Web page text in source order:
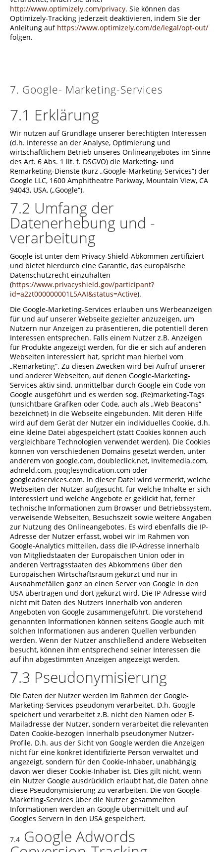
http://www.optimizely.com/privacy. Sie können das
Optimizely-Tracking jederzeit deaktivieren, indem Sie der
Anleitung auf https://www.optimizely.com/de/legal/opt-out/
folgen.
7. Google- Marketing-Services
7.1 Erklärung
Wir nutzen auf Grundlage unserer berechtigten Interessen
(d.h. Interesse an der Analyse, Optimierung und
wirtschaftlichem Betrieb unseres Onlineangebotes im Sinne
des Art. 6 Abs. 1 lit. f. DSGVO) die Marketing- und
Remarketing-Dienste (kurz „Google-Marketing-Services”) der
Google LLC, 1600 Amphitheatre Parkway, Mountain View, CA
94043, USA, („Google“).
7.2 Umfang der
Datenerhebung und -
verarbeitung
Google ist unter dem Privacy-Shield-Abkommen zertifiziert
und bietet hierdurch eine Garantie, das europäische
Datenschutzrecht einzuhalten
(https://www.privacyshield.gov/participant?
id=a2zt000000001L5AAI&status=Active).
Die Google-Marketing-Services erlauben uns Werbeanzeigen
für und auf unserer Webseite gezielter anzuzeigen, um
Nutzern nur Anzeigen zu präsentieren, die potentiell deren
Interessen entsprechen. Falls einem Nutzer z.B. Anzeigen
für Produkte angezeigt werden, für die er sich auf anderen
Webseiten interessiert hat, spricht man hierbei vom
„Remarketing“. Zu diesen Zwecken wird bei Aufruf unserer
und anderer Webseiten, auf denen Google-Marketing-
Services aktiv sind, unmittelbar durch Google ein Code von
Google ausgeführt und es werden sog. (Re)marketing-Tags
(unsichtbare Grafiken oder Code, auch als „Web Beacons“
bezeichnet) in die Webseite eingebunden. Mit deren Hilfe
wird auf dem Gerät der Nutzer ein individuelles Cookie, d.h.
eine kleine Datei abgespeichert (statt Cookies können auch
vergleichbare Technologien verwendet werden). Die Cookies
können von verschiedenen Domains gesetzt werden, unter
anderem von google.com, doubleclick.net, invitemedia.com,
admeld.com, googlesyndication.com oder
googleadservices.com. In dieser Datei wird vermerkt, welche
Webseiten der Nutzer aufgesucht, für welche Inhalte er sich
interessiert und welche Angebote er geklickt hat, ferner
technische Informationen zum Browser und Betriebssystem,
verweisende Webseiten, Besuchszeit sowie weitere Angaben
zur Nutzung des Onlineangebotes. Es wird ebenfalls die IP-
Adresse der Nutzer erfasst, wobei wir im Rahmen von
Google-Analytics mitteilen, dass die IP-Adresse innerhalb
von Mitgliedstaaten der Europäischen Union oder in
anderen Vertragsstaaten des Abkommens über den
Europäischen Wirtschaftsraum gekürzt und nur in
Ausnahmefällen ganz an einen Server von Google in den
USA übertragen und dort gekürzt wird. Die IP-Adresse wird
nicht mit Daten des Nutzers innerhalb von anderen
Angeboten von Google zusammengeführt. Die vorstehend
genannten Informationen können seitens Google auch mit
solchen Informationen aus anderen Quellen verbunden
werden. Wenn der Nutzer anschließend andere Webseiten
besucht, können ihm entsprechend seiner Interessen die
auf ihn abgestimmten Anzeigen angezeigt werden.
7.3 Pseudonymisierung
Die Daten der Nutzer werden im Rahmen der Google-
Marketing-Services pseudonym verarbeitet. D.h. Google
speichert und verarbeitet z.B. nicht den Namen oder E-
Mailadresse der Nutzer, sondern verarbeitet die relevanten
Daten Cookie-bezogen innerhalb pseudonymer Nutzer-
Profile. D.h. aus der Sicht von Google werden die Anzeigen
nicht für eine konkret identifizierte Person verwaltet und
angezeigt, sondern für den Cookie-Inhaber, unabhängig
davon wer dieser Cookie-Inhaber ist. Dies gilt nicht, wenn
ein Nutzer Google ausdrücklich erlaubt hat, die Daten ohne
diese Pseudonymisierung zu verarbeiten. Die von Google-
Marketing-Services über die Nutzer gesammelten
Informationen werden an Google übermittelt und auf
Googles Servern in den USA gespeichert.
7.4 Google Adwords